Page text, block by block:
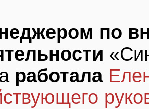
по
работала